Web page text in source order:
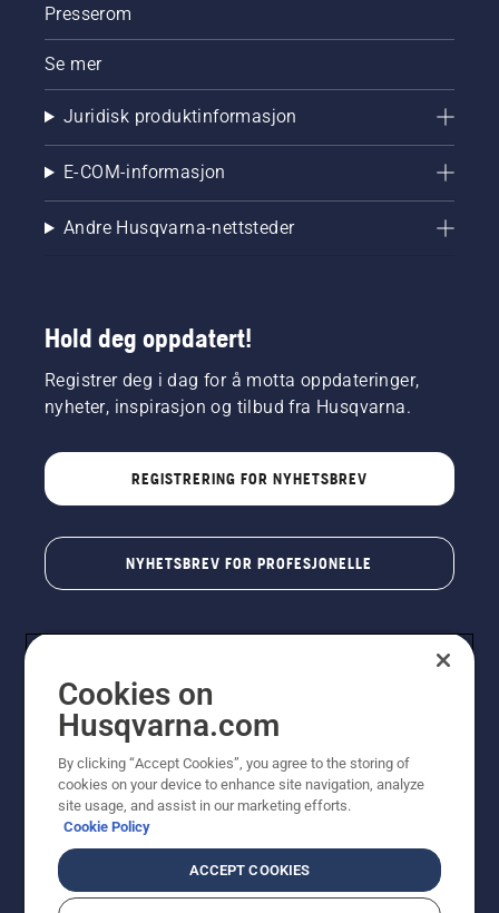
Presserom
Se mer
Juridisk produktinformasjon
E-COM-informasjon
Andre Husqvarna-nettsteder
Hold deg oppdatert!
Registrer deg i dag for å motta oppdateringer,
nyheter, inspirasjon og tilbud fra Husqvarna.
REGISTRERING FOR NYHETSBREV
NYHETSBREV FOR PROFESJONELLE
© Husqvarna AB (utgiver). Med enerett. Angitte priser
er veiledende priser. Alle oppgitte priser er veiledende
tilgjengelig for direkte kjøp.
PersonvernbetingelserImprint
Cookies on
Husqvarna.com
By clicking “Accept Cookies”, you agree to the storing of
cookies on your device to enhance site navigation, analyze
site usage, and assist in our marketing efforts.
Cookie Policy
ACCEPT COOKIES